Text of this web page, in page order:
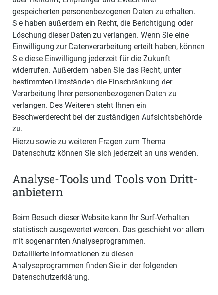
gespeicherten personenbezogenen Daten zu erhalten.
Sie haben außerdem ein Recht, die Berichtigung oder
Löschung dieser Daten zu verlangen. Wenn Sie eine
Einwilligung zur Datenverarbeitung erteilt haben, können
Sie diese Einwilligung jederzeit für die Zukunft
widerrufen. Außerdem haben Sie das Recht, unter
bestimmten Umständen die Einschränkung der
Verarbeitung Ihrer personenbezogenen Daten zu
verlangen. Des Weiteren steht Ihnen ein
Beschwerderecht bei der zuständigen Aufsichtsbehörde
zu.
Hierzu sowie zu weiteren Fragen zum Thema
Datenschutz können Sie sich jederzeit an uns wenden.
Analyse-Tools und Tools von Dritt­
anbietern
Beim Besuch dieser Website kann Ihr Surf-Verhalten
statistisch ausgewertet werden. Das geschieht vor allem
mit sogenannten Analyseprogrammen.
Detaillierte Informationen zu diesen
Analyseprogrammen finden Sie in der folgenden
Datenschutzerklärung.